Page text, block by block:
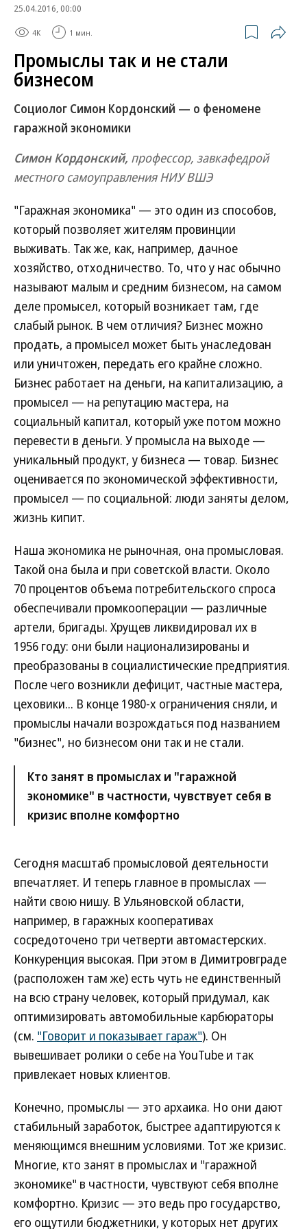
25.04.2016, 00:00
4K 1 мин.
Промыслы так и не стали
бизнесом
Социолог Симон Кордонский — о феномене
гаражной экономики
Симон Кордонский, профессор, завкафедрой
местного самоуправления НИУ ВШЭ
"Гаражная экономика" — это один из способов,
который позволяет жителям провинции
выживать. Так же, как, например, дачное
хозяйство, отходничество. То, что у нас обычно
называют малым и средним бизнесом, на самом
деле промысел, который возникает там, где
слабый рынок. В чем отличия? Бизнес можно
продать, а промысел может быть унаследован
или уничтожен, передать его крайне сложно.
Бизнес работает на деньги, на капитализацию, а
промысел — на репутацию мастера, на
социальный капитал, который уже потом можно
перевести в деньги. У промысла на выходе —
уникальный продукт, у бизнеса — товар. Бизнес
оценивается по экономической эффективности,
промысел — по социальной: люди заняты делом,
жизнь кипит.
Наша экономика не рыночная, она промысловая.
Такой она была и при советской власти. Около
70 процентов объема потребительского спроса
обеспечивали промкооперации — различные
артели, бригады. Хрущев ликвидировал их в
1956 году: они были национализированы и
преобразованы в социалистические предприятия.
После чего возникли дефицит, частные мастера,
цеховики... В конце 1980-х ограничения сняли, и
промыслы начали возрождаться под названием
"бизнес", но бизнесом они так и не стали.
Кто занят в промыслах и "гаражной
экономике" в частности, чувствует себя в
кризис вполне комфортно
Сегодня масштаб промысловой деятельности
впечатляет. И теперь главное в промыслах —
найти свою нишу. В Ульяновской области,
например, в гаражных кооперативах
сосредоточено три четверти автомастерских.
Конкуренция высокая. При этом в Димитровграде
(расположен там же) есть чуть не единственный
на всю страну человек, который придумал, как
оптимизировать автомобильные карбюраторы
(см. "Говорит и показывает гараж"). Он
вывешивает ролики о себе на YouTube и так
привлекает новых клиентов.
Конечно, промыслы — это архаика. Но они дают
стабильный заработок, быстрее адаптируются к
меняющимся внешним условиями. Тот же кризис.
Многие, кто занят в промыслах и "гаражной
экономике" в частности, чувствуют себя вполне
комфортно. Кризис — это ведь про государство,
его ощутили бюджетники, у которых нет других